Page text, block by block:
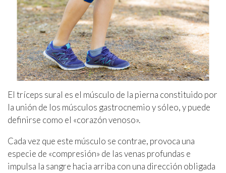
El tríceps sural es el músculo de la pierna constituido por
la unión de los músculos gastrocnemio y sóleo, y puede
definirse como el «corazón venoso».
Cada vez que este músculo se contrae, provoca una
especie de «compresión» de las venas profundas e
impulsa la sangre hacia arriba con una dirección obligada